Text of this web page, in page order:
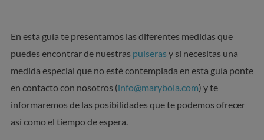
En esta guía te presentamos las diferentes medidas que
puedes encontrar de nuestras pulseras y si necesitas una
medida especial que no esté contemplada en esta guía ponte
en contacto con nosotros (info@marybola.com) y te
informaremos de las posibilidades que te podemos ofrecer
así como el tiempo de espera.